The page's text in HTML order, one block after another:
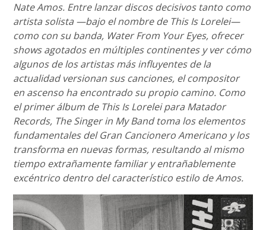
Nate Amos. Entre lanzar discos decisivos tanto como
artista solista —bajo el nombre de This Is Lorelei—
como con su banda, Water From Your Eyes, ofrecer
shows agotados en múltiples continentes y ver cómo
algunos de los artistas más influyentes de la
actualidad versionan sus canciones, el compositor
en ascenso ha encontrado su propio camino. Como
el primer álbum de This Is Lorelei para Matador
Records, The Singer in My Band toma los elementos
fundamentales del Gran Cancionero Americano y los
transforma en nuevas formas, resultando al mismo
tiempo extrañamente familiar y entrañablemente
excéntrico dentro del característico estilo de Amos.